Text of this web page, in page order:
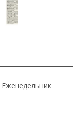
Еженедельник